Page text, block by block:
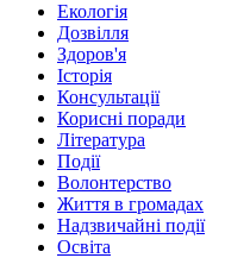
Екологія
Дозвілля
Здоров'я
Історія
Консультації
Корисні поради
Література
Події
Волонтерство
Життя в громадах
Надзвичайні події
Освіта